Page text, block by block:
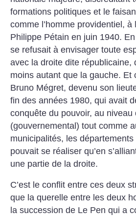
formations politiques et le
comme l’homme providentiel, à
Philippe Pétain en juin 1940.
se refusait à envisager toute
avec la droite dite républicaine,
moins autant que la gauche. Et
Bruno Mégret, devenu son
fin des années 1980, qui avait
conquête du pouvoir, au niveau
(gouvernemental) tout comme
municipalités, les
pouvait se réaliser qu’en
une partie de la droite.
C’est le conflit entre ces deux
que la querelle entre les deux
la succession de Le Pen qui a